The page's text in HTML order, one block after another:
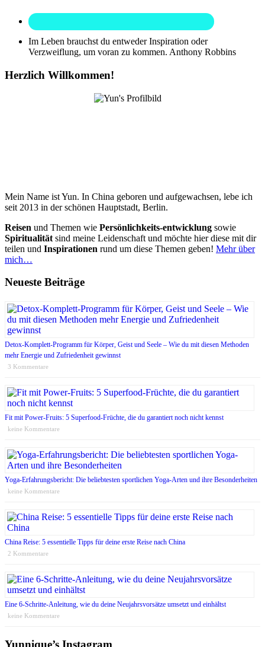
Im Leben brauchst du entweder Inspiration oder
Verzweiflung, um voran zu kommen. Anthony Robbins
Herzlich Willkommen!
Mein Name ist Yun. In China geboren und aufgewachsen, lebe ich
seit 2013 in der schönen Hauptstadt, Berlin.
Reisen und Themen wie Persönlichkeits-entwicklung sowie
Spiritualität sind meine Leidenschaft und möchte hier diese mit dir
teilen und Inspirationen rund um diese Themen geben! Mehr über
mich…
Neueste Beiträge
Detox-Komplett-Programm für Körper, Geist und Seele – Wie du mit diesen Methoden
mehr Energie und Zufriedenheit gewinnst
3 Kommentare
Fit mit Power-Fruits: 5 Superfood-Früchte, die du garantiert noch nicht kennst
keine Kommentare
Yoga-Erfahrungsbericht: Die beliebtesten sportlichen Yoga-Arten und ihre Besonderheiten
keine Kommentare
China Reise: 5 essentielle Tipps für deine erste Reise nach China
2 Kommentare
Eine 6-Schritte-Anleitung, wie du deine Neujahrsvorsätze umsetzt und einhältst
keine Kommentare
Yunnique’s Instagram